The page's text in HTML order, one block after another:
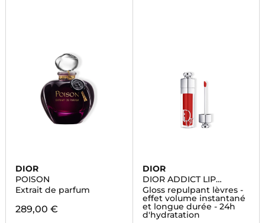
DIOR
POISON
Extrait de parfum
289,00 €
DIOR
DIOR ADDICT LIP
MAXIMIZER
Gloss repulpant lèvres -
effet volume instantané
et longue durée - 24h
d'hydratation